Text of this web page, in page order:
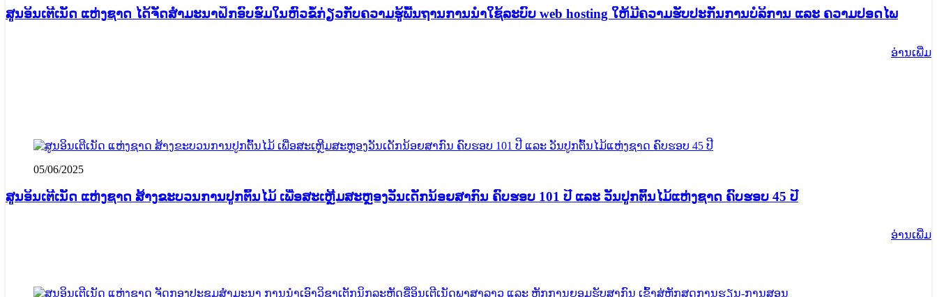
ສູນອິນເຕີເນັດ ແຫ່ງຊາດ ໄດ້ຈັດສຳມະນາຝຶກອົບຮົມໃນຫົວຂໍ້ກ່ຽວກັບຄວາມຮູ້ພື້ນຖານການນຳໃຊ້ລະບົບ web hosting ໃຫ້ມີຄວາມຮັບປະກັນການບໍລິການ ແລະ ຄວາມປອດໄພ
ອ່ານ​ເພີ່ມ
05/06/2025
ສູນອິນເຕີເນັດ ແຫ່ງຊາດ ສ້າງຂະບວນການປູກຕົ້ນໄມ້ ເພື່ອສະເຫຼີມສະຫຼອງວັນເດັກນ້ອຍສາກົນ ຄົບຮອບ 101 ປີ ແລະ ວັນປູກຕົ້ນໄມ້ແຫ່ງຊາດ ຄົບຮອບ 45 ປີ
ອ່ານ​ເພີ່ມ